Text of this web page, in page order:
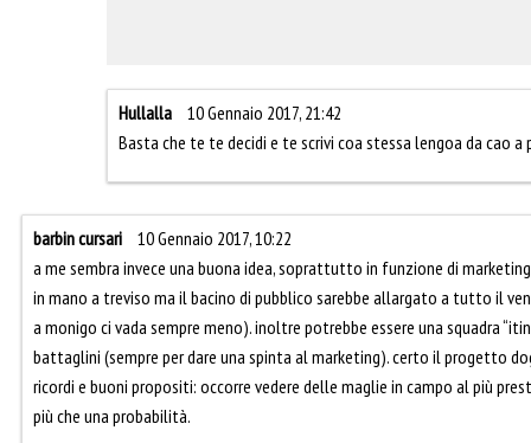
Hullalla
10 Gennaio 2017, 21:42
Basta che te te decidi e te scrivi coa stessa lengoa da cao a
barbin cursari
10 Gennaio 2017, 10:22
a me sembra invece una buona idea, soprattutto in funzione di
in mano a treviso ma il bacino di pubblico sarebbe allargato a tutto il
a monigo ci vada sempre meno). inoltre potrebbe essere una squadra
battaglini (sempre per dare una spinta al marketing). certo il progetto
ricordi e buoni propositi: occorre vedere delle maglie in campo al più
più che una probabilità.